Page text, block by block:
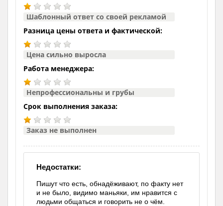
Шаблонный ответ со своей рекламой
Разница цены ответа и фактической:
Цена сильно выросла
Работа менеджера:
Непрофессиональны и грубы
Срок выполнения заказа:
Заказ не выполнен
Недостатки:
Пишут что есть, обнадёживают, по факту нет
и не было, видимо маньяки, им нравится с
людьми общаться и говорить не о чём.